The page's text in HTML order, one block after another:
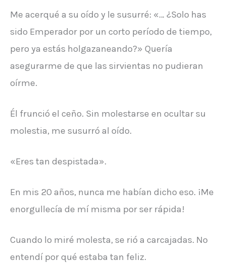
Me acerqué a su oído y le susurré: «… ¿Solo has
sido Emperador por un corto período de tiempo,
pero ya estás holgazaneando?» Quería
asegurarme de que las sirvientas no pudieran
oírme.
Él frunció el ceño. Sin molestarse en ocultar su
molestia, me susurró al oído.
«Eres tan despistada».
En mis 20 años, nunca me habían dicho eso. ¡Me
enorgullecía de mí misma por ser rápida!
Cuando lo miré molesta, se rió a carcajadas. No
entendí por qué estaba tan feliz.